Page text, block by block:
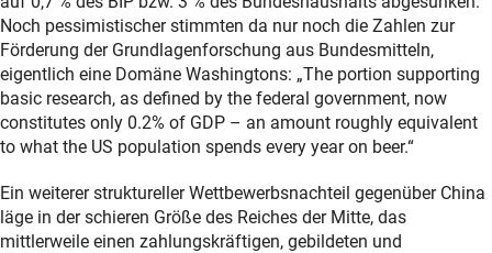
Noch pessimistischer stimmten da nur noch die Zahlen zur
Förderung der Grundlagenforschung aus Bundesmitteln,
eigentlich eine Domäne Washingtons: „The portion supporting
basic research, as defined by the federal government, now
constitutes only 0.2% of GDP – an amount roughly equivalent
to what the US population spends every year on beer.“
Ein weiterer struktureller Wettbewerbsnachteil gegenüber China
läge in der schieren Größe des Reiches der Mitte, das
mittlerweile einen zahlungskräftigen, gebildeten und